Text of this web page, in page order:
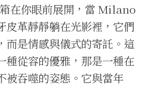
在你眼前展開，當 Milano
皮革靜靜躺在光影裡，它們
而是情感與儀式的寄託。這
種從容的優雅，那是一種在
被吞噬的姿態。它與當年